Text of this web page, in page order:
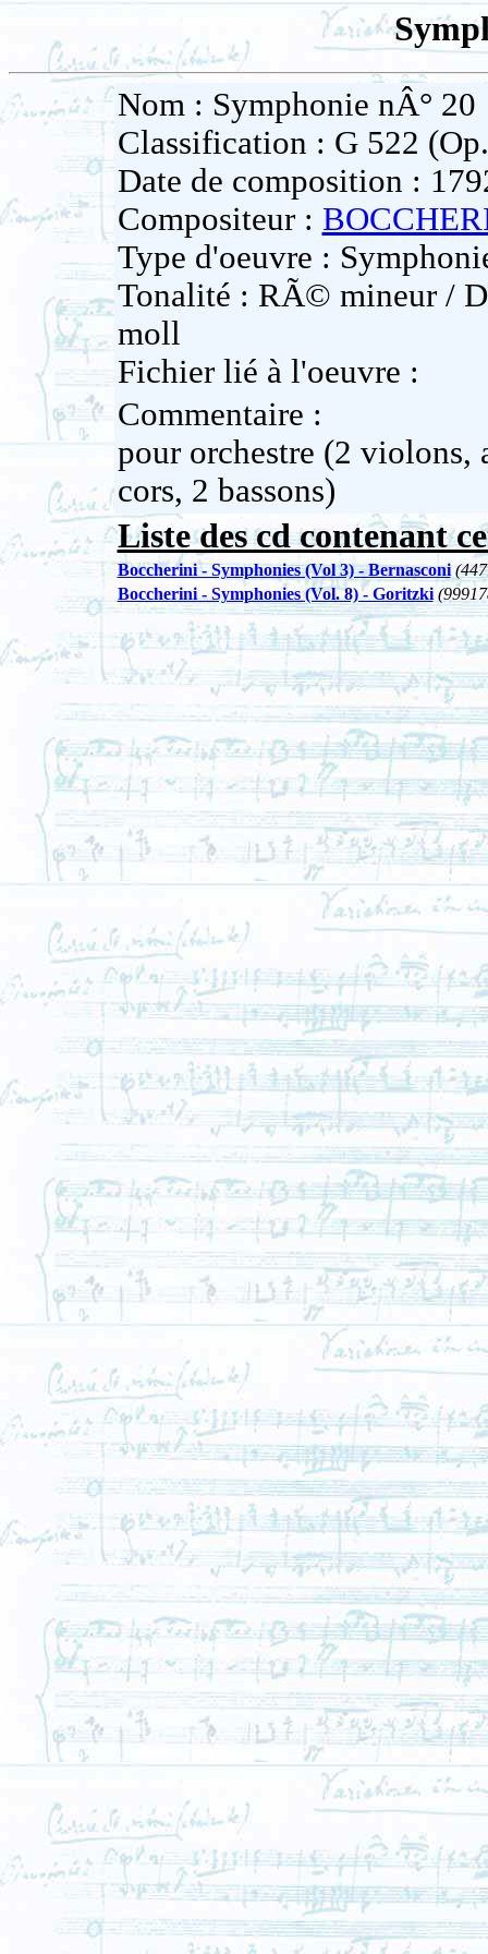
Nom : Symphonie nÂ° 20
Classification : G 522
Date de composition :
Compositeur :
Type d'oeuvre :
Tonalité : RÃ© mineur /
moll
Fichier lié à l'oeuvre :
Commentaire :
pour orchestre (2
cors, 2 bassons)
Liste des cd contenant
Boccherini - Symphonies (Vol 3) - Bernasconi
Boccherini - Symphonies (Vol. 8) - Goritzki